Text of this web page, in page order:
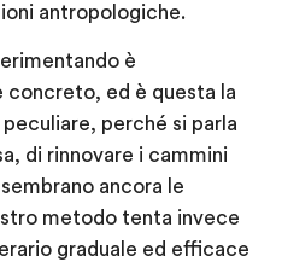
antropologiche.
è
ed è questa la
perché si parla
di rinnovare i cammini
ancora le
metodo tenta invece
graduale ed efficace